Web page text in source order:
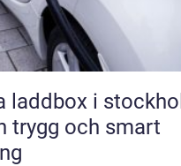
i stockholm
trygg och smart